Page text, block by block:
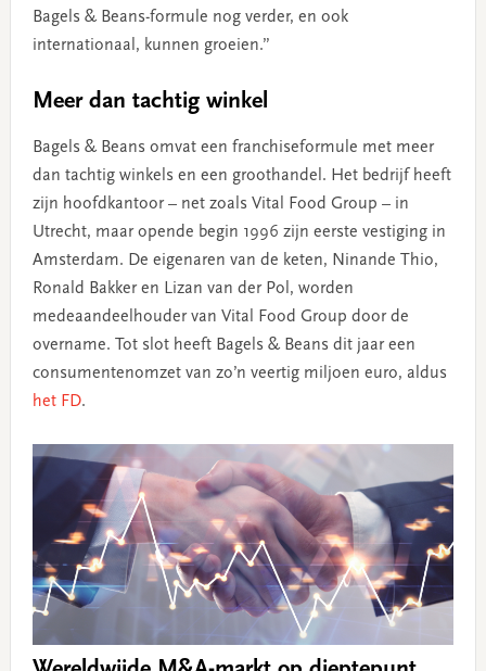
Bagels & Beans-formule nog verder, en ook
internationaal, kunnen groeien.”
Meer dan tachtig winkel
Bagels & Beans omvat een franchiseformule met meer
dan tachtig winkels en een groothandel. Het bedrijf heeft
zijn hoofdkantoor – net zoals Vital Food Group – in
Utrecht, maar opende begin 1996 zijn eerste vestiging in
Amsterdam. De eigenaren van de keten, Ninande Thio,
Ronald Bakker en Lizan van der Pol, worden
medeaandeelhouder van Vital Food Group door de
overname. Tot slot heeft Bagels & Beans dit jaar een
consumentenomzet van zo’n veertig miljoen euro, aldus
het FD.